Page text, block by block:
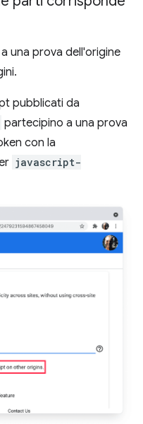
una prova dell'origine
pubblicati da
partecipino a una prova
con la
javascript-